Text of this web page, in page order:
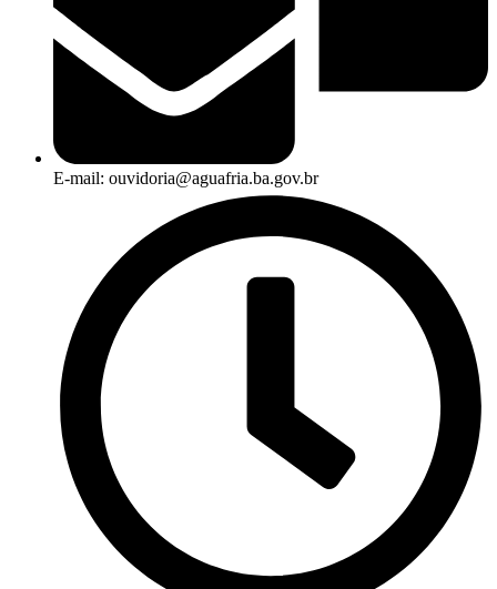
E-mail: ouvidoria@aguafria.ba.gov.br